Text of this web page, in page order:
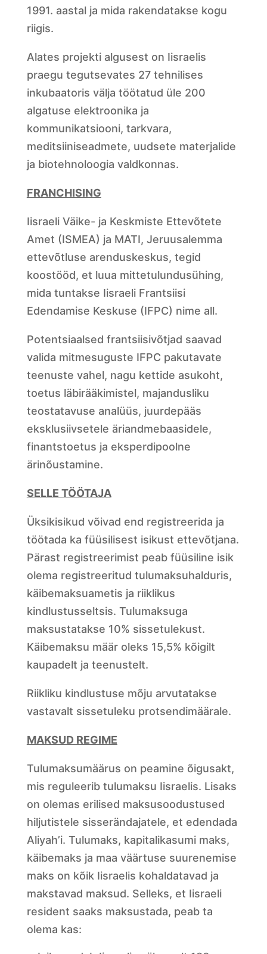
1991. aastal ja mida rakendatakse kogu
riigis.
Alates projekti algusest on Iisraelis
praegu tegutsevates 27 tehnilises
inkubaatoris välja töötatud üle 200
algatuse elektroonika ja
kommunikatsiooni, tarkvara,
meditsiiniseadmete, uudsete materjalide
ja biotehnoloogia valdkonnas.
FRANCHISING
Iisraeli Väike- ja Keskmiste Ettevõtete
Amet (ISMEA) ja MATI, Jeruusalemma
ettevõtluse arenduskeskus, tegid
koostööd, et luua mittetulundusühing,
mida tuntakse Iisraeli Frantsiisi
Edendamise Keskuse (IFPC) nime all.
Potentsiaalsed frantsiisivõtjad saavad
valida mitmesuguste IFPC pakutavate
teenuste vahel, nagu kettide asukoht,
toetus läbirääkimistel, majandusliku
teostatavuse analüüs, juurdepääs
eksklusiivsetele äriandmebaasidele,
finantstoetus ja eksperdipoolne
ärinõustamine.
SELLE TÖÖTAJA
Üksikisikud võivad end registreerida ja
töötada ka füüsilisest isikust ettevõtjana.
Pärast registreerimist peab füüsiline isik
olema registreeritud tulumaksuhalduris,
käibemaksuametis ja riiklikus
kindlustusseltsis. Tulumaksuga
maksustatakse 10% sissetulekust.
Käibemaksu määr oleks 15,5% kõigilt
kaupadelt ja teenustelt.
Riikliku kindlustuse mõju arvutatakse
vastavalt sissetuleku protsendimäärale.
MAKSUD REGIME
Tulumaksumäärus on peamine õigusakt,
mis reguleerib tulumaksu Iisraelis. Lisaks
on olemas erilised maksusoodustused
hiljutistele sisserändajatele, et edendada
Aliyah’i. Tulumaks, kapitalikasumi maks,
käibemaks ja maa väärtuse suurenemise
maks on kõik Iisraelis kohaldatavad ja
makstavad maksud. Selleks, et Iisraeli
resident saaks maksustada, peab ta
olema kas: